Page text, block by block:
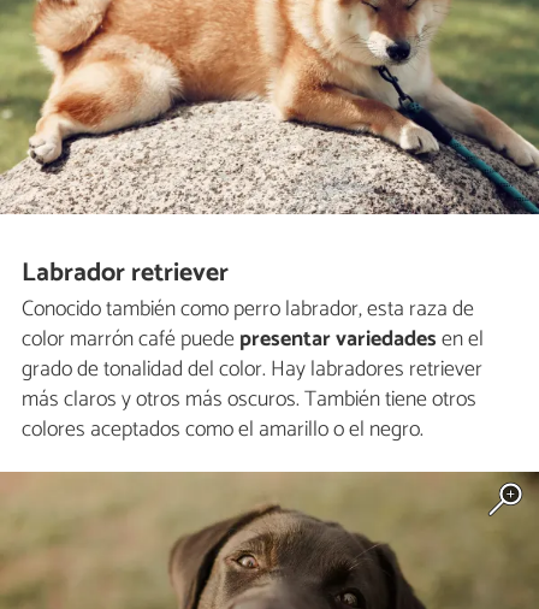
Labrador retriever
Conocido también como perro labrador, esta raza de
color marrón café puedepresentar variedadesen el
grado de tonalidad del color. Hay labradores retriever
más claros y otros más oscuros. También tiene otros
colores aceptados como el amarillo o el negro.